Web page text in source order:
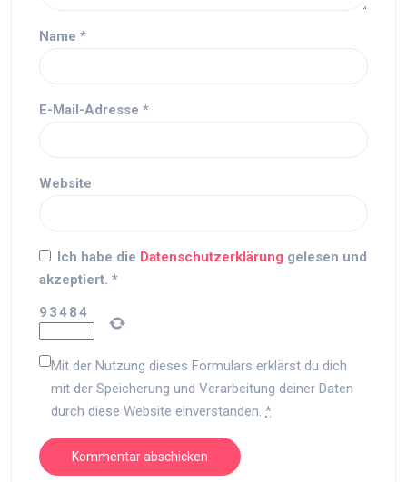
Name *
E-Mail-Adresse *
Website
Ich habe die Datenschutzerklärung gelesen und
akzeptiert. *
9 3484
Mit der Nutzung dieses Formulars erklärst du dich
mit der Speicherung und Verarbeitung deiner Daten
durch diese Website einverstanden. *